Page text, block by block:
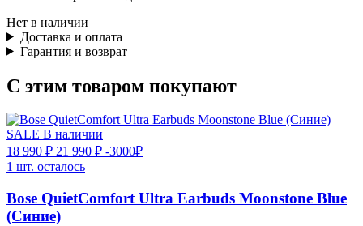
Нет в наличии
Доставка и оплата
Гарантия и возврат
С этим товаром покупают
SALE В наличии
18 990 ₽ 21 990 ₽ -3000₽
1 шт. осталось
Bose QuietComfort Ultra Earbuds Moonstone Blue
(Синие)